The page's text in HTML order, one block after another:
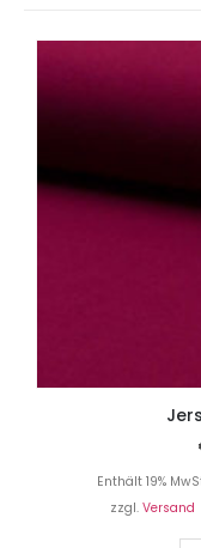
Enthält 19%
zzgl. Versand